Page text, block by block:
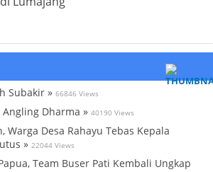
Subakir » 66846 Views
Dharma » 40190 Views
Warga Desa Rahayu Tebas Kepala
» 22044 Views
Team Buser Pati Kembali Ungkap